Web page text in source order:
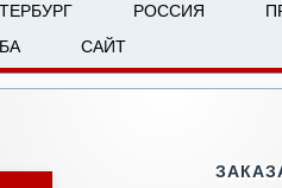
РОССИЯ
САЙТ